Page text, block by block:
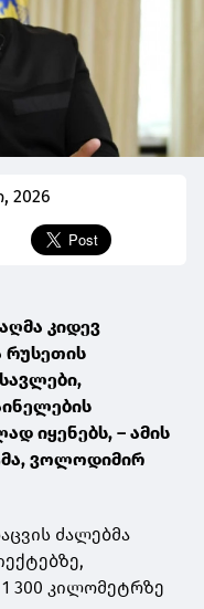
2026
კიდევ
რუსეთის
იყენებს, – ამის
ვოლოდიმირ
ძალებმა
300 კილომეტრზე